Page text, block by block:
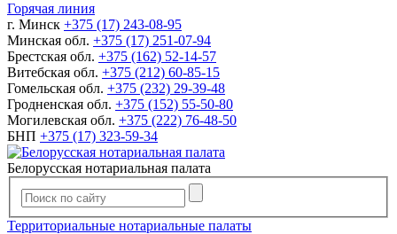
Горячая линия
г. Минск +375 (17) 243-08-95
Минская обл. +375 (17) 251-07-94
Брестская обл. +375 (162) 52-14-57
Витебская обл. +375 (212) 60-85-15
Гомельская обл. +375 (232) 29-39-48
Гродненская обл. +375 (152) 55-50-80
Могилевская обл. +375 (222) 76-48-50
БНП +375 (17) 323-59-34
Белорусская нотариальная палата
Территориальные нотариальные палаты